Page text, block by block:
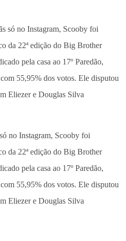
no Instagram, Scooby foi
da 22ª edição do Big Brother
pela casa ao 17º Paredão,
55,95% dos votos. Ele disputou
Eliezer e Douglas Silva